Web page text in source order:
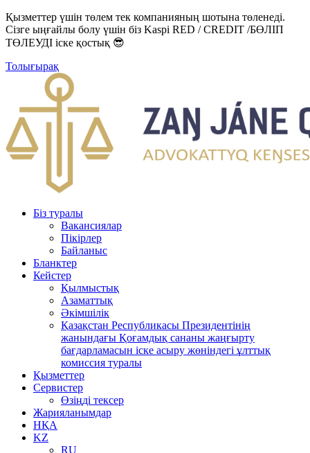
Қызметтер үшін төлем тек компанияның шотына төленеді.
Сізге ыңғайлы болу үшін біз Kaspi RED / CREDIT /БӨЛІП
ТӨЛЕУДІ іске қостық 😎
Толығырақ
Біз туралы
Вакансиялар
Пікірлер
Байланыс
Бланктер
Кейстер
Қылмыстық
Азаматтық
Әкімшілік
Қазақстан Республикасы Президентінің
жанындағы Қоғамдық сананы жаңғырту
бағдарламасын іске асыру жөніндегі ұлттық
комиссия туралы
Қызметтер
Сервистер
Өзіңді тексер
Жарияланымдар
НҚА
KZ
RU